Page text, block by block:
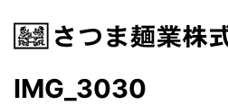
IMG_3030